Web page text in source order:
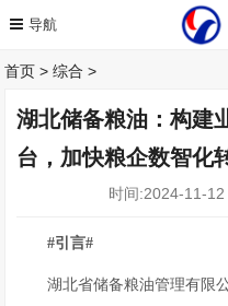
首页 >综合 >
湖北储备粮油：构建
台，加快粮企数智化
时间:2024-11-
#引言#
湖北省储备粮油管理有限